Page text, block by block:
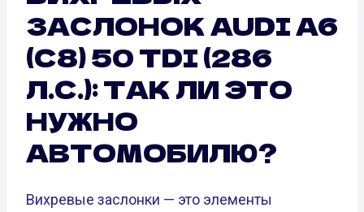
ЗАСЛОНОК AUDI A6
(C8) 50 TDI (286
Л.С.): ТАК ЛИ ЭТО
НУЖНО
АВТОМОБИЛЮ?
Вихревые заслонки — это элементы